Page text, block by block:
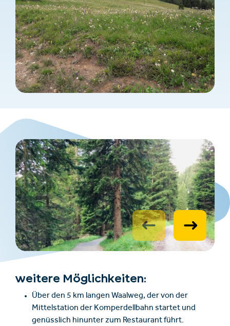
weitere Möglichkeiten:
Über den 5 km langen Waalweg, der von der
Mittelstation der Komperdellbahn startet und
genüsslich hinunter zum Restaurant führt.